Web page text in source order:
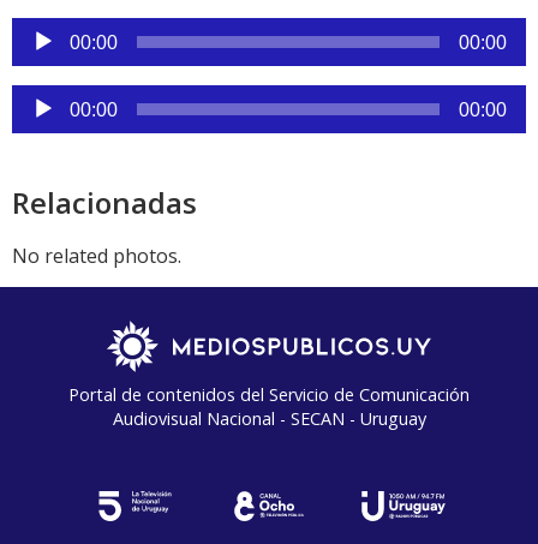
Reproductor
de
audio
00:00 00:00
Reproductor
de
00:00 00:00
Relacionadas
No related photos.
Portal de contenidos del Servicio de Comunicación
Audiovisual Nacional - SECAN - Uruguay